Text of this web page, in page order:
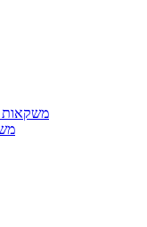
משקאות